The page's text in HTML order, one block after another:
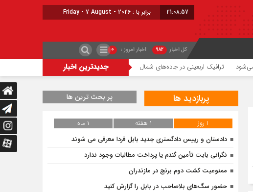
21:08:58 برابر با : Friday - 7 August - 2026
کل اخبار ۹۸۲ اخبار امروز : ۰
جدیدترین اخبار ترافیک اربعینی در جاده‌های شمال حریق میانکاله با پشتیبانی هوایی مهار شد
پربازدید ها پر بحث ترین ها
۱ روز ۱ هفته
۱ ماه
دادستان و رییس دادگستری جدید بابل فردا معرفی می شوند
نگرانی بابت تأمین گندم یا پرداخت مطالبات وجود ندارد
ممنوعیت کشت دوم برنج در مازندران
حضور سگ‌های بلاصاحب در بابل را ‌گزارش کنید